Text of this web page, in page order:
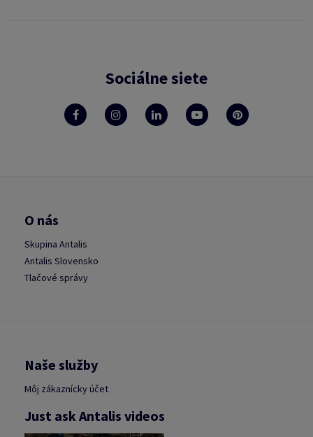
Sociálne siete
O nás
Skupina Antalis
Antalis Slovensko
Tlačové správy
Naše služby
Môj zákaznícky účet
Just ask Antalis videos